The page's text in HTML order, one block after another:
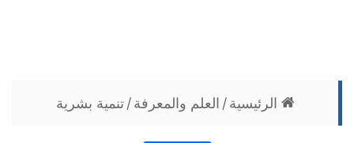
الرئيسية / العلم والمعرفة / تنمية بشرية